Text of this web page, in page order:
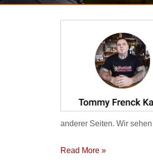
anderer Seiten. Wir
Read More »